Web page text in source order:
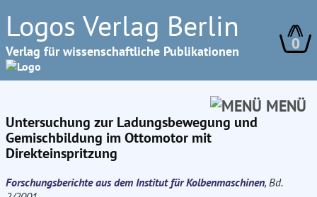
Logos Verlag Berlin
Verlag für wissenschaftliche Publikationen 0
MENÜ
Untersuchung zur Ladungsbewegung und
Gemischbildung im Ottomotor mit
Direkteinspritzung
Forschungsberichte aus dem Institut für Kolbenmaschinen, Bd.